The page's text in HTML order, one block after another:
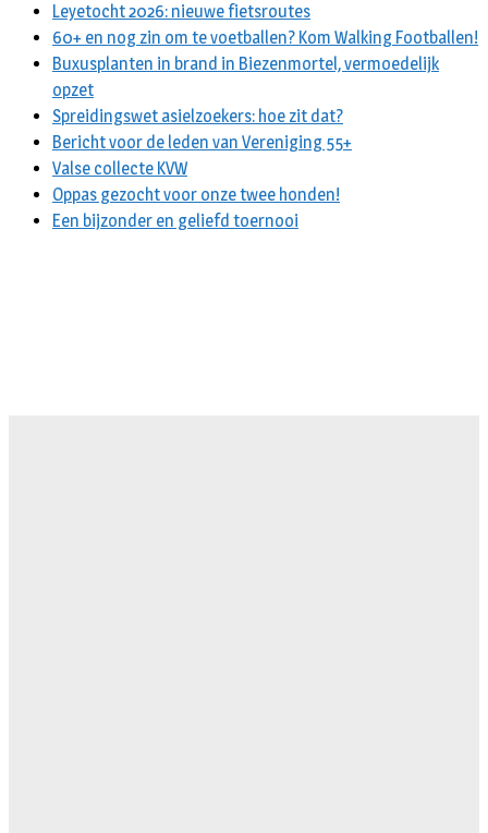
Leyetocht 2026: nieuwe fietsroutes
60+ en nog zin om te voetballen? Kom Walking Footballen!
Buxusplanten in brand in Biezenmortel, vermoedelijk
opzet
Spreidingswet asielzoekers: hoe zit dat?
Bericht voor de leden van Vereniging 55+
Valse collecte KVW
Oppas gezocht voor onze twee honden!
Een bijzonder en geliefd toernooi